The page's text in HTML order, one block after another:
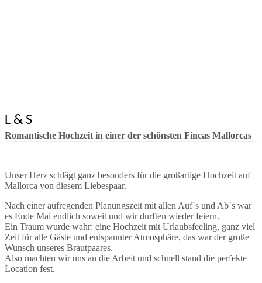
L & S
Romantische Hochzeit in einer der schönsten Fincas Mallorcas
Unser Herz schlägt ganz besonders für die großartige Hochzeit auf
Mallorca von diesem Liebespaar.
Nach einer aufregenden Planungszeit mit allen Auf´s und Ab`s war
es Ende Mai endlich soweit und wir durften wieder feiern.
Ein Traum wurde wahr: eine Hochzeit mit Urlaubsfeeling, ganz viel
Zeit für alle Gäste und entspannter Atmosphäre, das war der große
Wunsch unseres Brautpaares.
Also machten wir uns an die Arbeit und schnell stand die perfekte
Location fest.